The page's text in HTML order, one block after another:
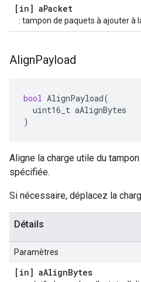
[in] aPacket
: tampon de paquets à ajouter à
AlignPayload
bool AlignPayload(
uint16_t aAlignBytes
)
Aligne la charge utile du
spécifiée.
Si nécessaire, déplacez la
Détails
Paramètres
[in] aAlignBytes